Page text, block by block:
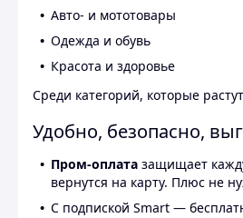
Авто- и мототовары
Одежда и обувь
Красота и здоровье
Среди категорий, которые
Удобно, безопасно,
Пром-оплата защищает
вернутся на карту. Плюс не
С подпиской Smart —